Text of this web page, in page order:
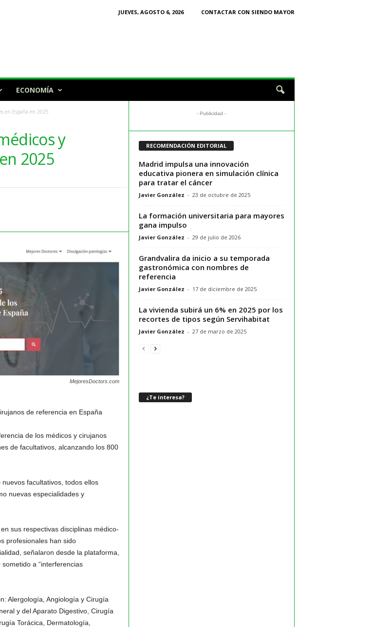
JUEVES, AGOSTO 6, 2026
CONTACTAR CON SIENDO MAYOR
ECONOMÍA
en España en 2025
y
2025
MejoresDoctors.com
de referencia en España
de los médicos y cirujanos
de facultativos, alcanzando los 800
facultativos, todos ellos
nuevas especialidades y
sus respectivas disciplinas médico-
profesionales han sido
señalaron desde la plataforma,
a “interferencias
Alergología, Angiología y Cirugía
y del Aparato Digestivo, Cirugía
Torácica, Dermatología,
- Publicidad -
RECOMENDACIÓN EDITORIAL
Madrid impulsa una innovación
educativa pionera en simulación clínica
para tratar el cáncer
Javier González - 23 de octubre de 2025
La formación universitaria para mayores
gana impulso
Javier González - 29 de julio de 2026
Grandvalira da inicio a su temporada
gastronómica con nombres de
referencia
Javier González - 17 de diciembre de 2025
La vivienda subirá un 6% en 2025 por los
recortes de tipos según Servihabitat
Javier González - 27 de marzo de 2025
¿Te interesa?